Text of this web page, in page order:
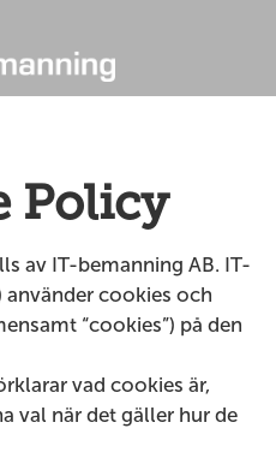
Policy
av IT-bemanning AB. IT-
använder cookies och
“cookies”) på den
vad cookies är,
val när det gäller hur de